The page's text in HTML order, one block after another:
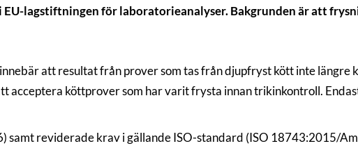
lagstiftningen för laboratorieanalyser. Bakgrunden är att
att resultat från prover som tas från djupfryst kött inte längre
acceptera köttprover som har varit frysta innan trikinkontroll.
samt reviderade krav i gällande ISO-standard (ISO 18743:2015/